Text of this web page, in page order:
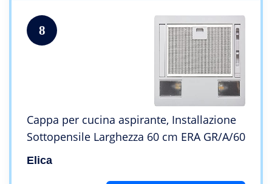
8
Cappa per cucina aspirante, Installazione
Sottopensile Larghezza 60 cm ERA GR/A/60
Elica